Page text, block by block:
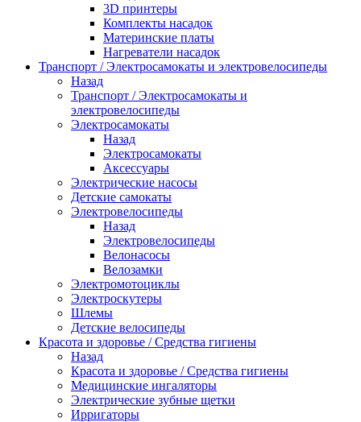
3D принтеры
Комплекты насадок
Материнские платы
Нагреватели насадок
Транспорт / Электросамокаты и электровелосипеды
Назад
Транспорт / Электросамокаты и
электровелосипеды
Электросамокаты
Назад
Электросамокаты
Аксессуары
Электрические насосы
Детские самокаты
Электровелосипеды
Назад
Электровелосипеды
Велонасосы
Велозамки
Электромотоциклы
Электроскутеры
Шлемы
Детские велосипеды
Красота и здоровье / Средства гигиены
Назад
Красота и здоровье / Средства гигиены
Медицинские ингаляторы
Электрические зубные щетки
Ирригаторы